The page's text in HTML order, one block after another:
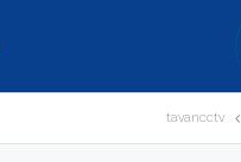
tavancctv